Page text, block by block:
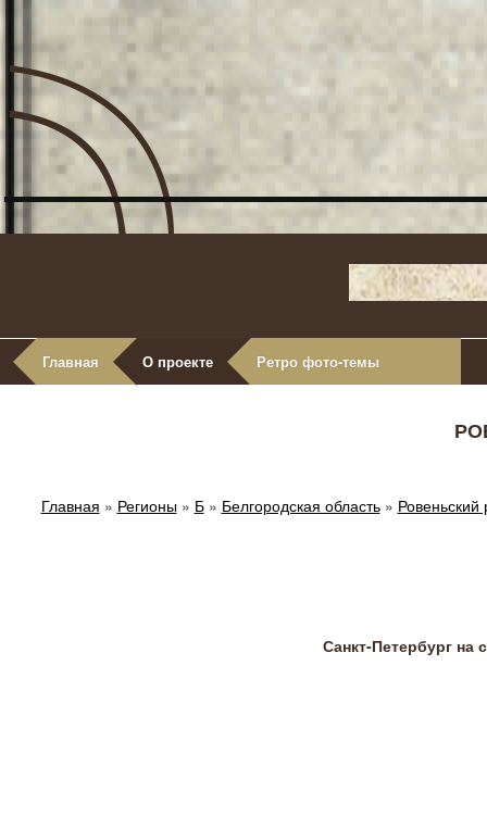
Главная О проекте Ретро фото-темы
Главная » Регионы» Б» Белгородская область» Ровеньский
Санкт-Петербург на